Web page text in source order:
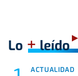
Lo +leído
ACTUALIDAD